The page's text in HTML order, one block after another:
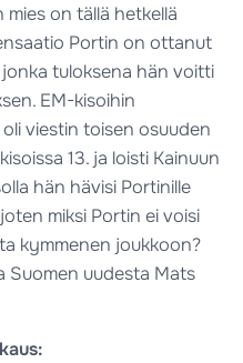
on tällä hetkellä
Portin on ottanut
tuloksena hän voitti
EM-kisoihin
viestin toisen osuuden
13. ja loisti Kainuun
hän hävisi Portinille
miksi Portin ei voisi
kymmenen joukkoon?
Suomen uudesta Mats